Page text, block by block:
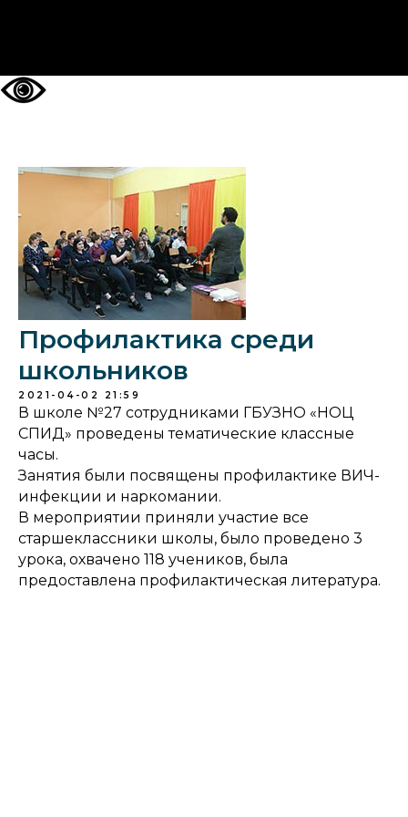
Профилактика среди
школьников
2021-04-02 21:59
В школе №27 сотрудниками ГБУЗНО «НОЦ
СПИД» проведены тематические классные
часы.
Занятия были посвящены профилактике ВИЧ-
инфекции и наркомании.
В мероприятии приняли участие все
старшеклассники школы, было проведено 3
урока, охвачено 118 учеников, была
предоставлена профилактическая литература.